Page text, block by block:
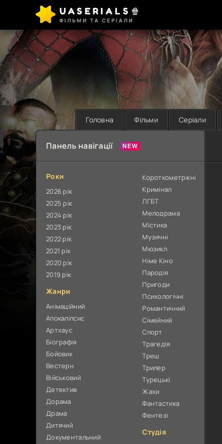
UASERIALS🍿
ФІЛЬМИ ТА СЕРІАЛИ
Головна Фільми Серіали
Панель навігації
Роки
2026 рік
2025 рік
2024 рік
2023 рік
2022 рік
2021 рік
2020 рік
2019 рік
Жанри
Анімаційний
Апокаліпсис
Артхаус
Біографія
Бойовик
Вестерн
Військовий
Детектив
Дорама
Драма
Дитячий
Документальний
Короткометржні
Кримінал
ЛГБТ
Мелодрама
Містика
Музичні
Мюзикл
Німе Кіно
Пародія
Пригоди
Психологічні
Романтичний
Сімейний
Спорт
Трагедія
Треш
Трилер
Турецькі
Жахи
Фантастика
Фентезі
Студія